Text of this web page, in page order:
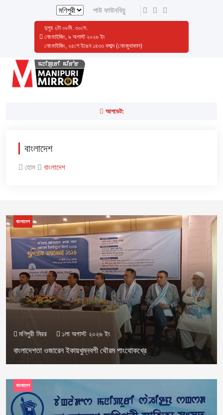
পাউ ফাউনবিয়ু
দুপুর ২টা০৮মি. ৩১সে.
নোংমাইজিং, ৯ অগাস্ট ২০২৬ ইং
নোংমাইজিং, ২৫শে ইঙেন ১৪৩৩ বঙ্গাব্দ (নোংজুথাকাল)
আপডেট:
বাংলাদেশ
হোম বাংলাদেশ
মণিপুরী মিরর ১লা অগাস্ট ২০২৬ ইং
বাংলাদেশতা ওজারেন ইকায়খুম্নবগী থৌরম পাংথোকখ্রে
বাংলাদেশ
বাংলাদেশ